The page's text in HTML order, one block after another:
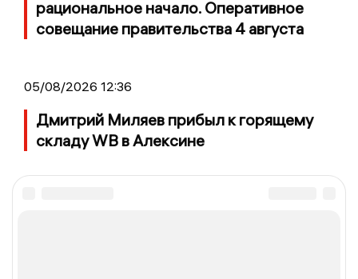
рациональное начало. Оперативное
совещание правительства 4 августа
05/08/2026 12:36
Дмитрий Миляев прибыл к горящему
складу WB в Алексине